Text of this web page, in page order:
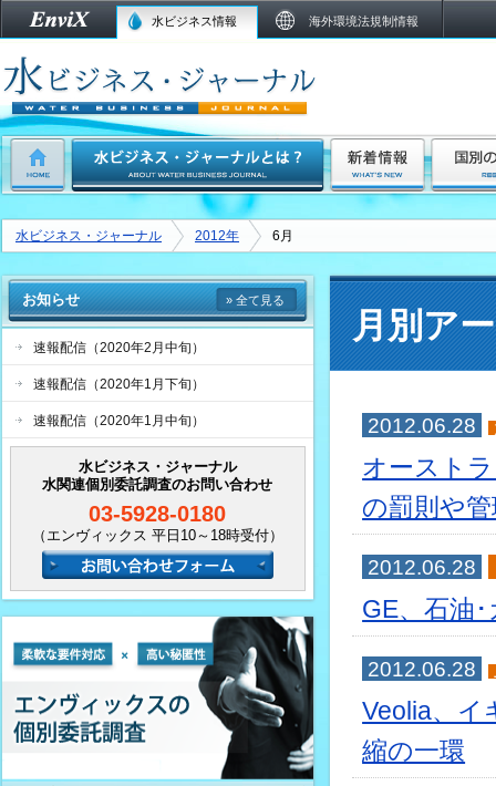
水ビジネス情報 海外環境法規制情報
水ビジネス・ジャーナル 2012年 6月
月別ア
2012.06.28
オースト
の罰則や
2012.06.28
GE、石油
2012.06.28
Veolia、イ
縮の一環
お知らせ » 全て見る
速報配信（2020年2月中旬）
速報配信（2020年1月下旬）
速報配信（2020年1月中旬）
水ビジネス・ジャーナル
水関連個別委託調査のお問い合わせ
03-5928-0180
（エンヴィックス 平日10～18時受付）